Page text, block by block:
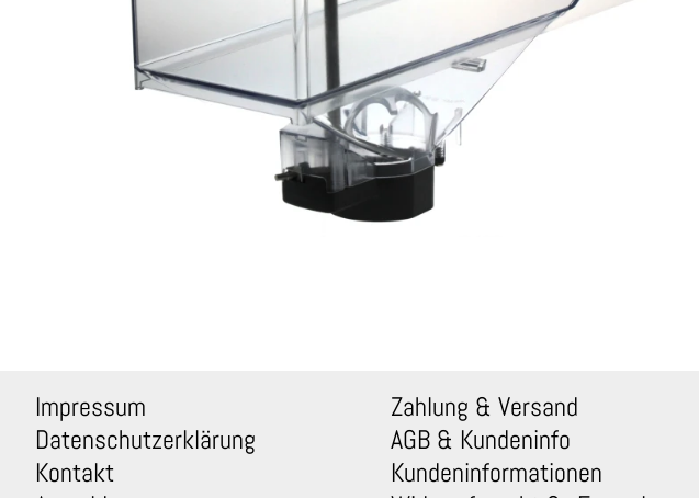
Impressum
Datenschutzerklärung
Kontakt
Zahlung & Versand
AGB & Kundeninfo
Kundeninformationen